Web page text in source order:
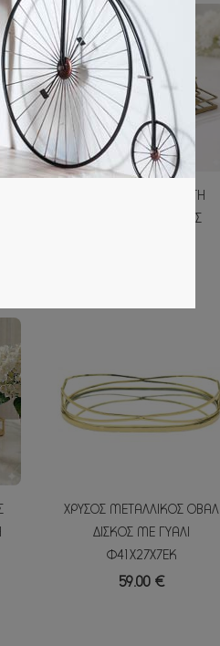
ΔΙΣΚΟΣ ΜΕ ΚΑΘΡΕΠΤΗ
ΜΕΤΑΛΛΙΚΟΣ ΧΡΥΣΟΣ
ΧΡΥΣΟΣ ΜΕΤΑΛΛΙΚΟΣ ΟΒΑΛ
ΔΙΣΚΟΣ ΜΕ ΓΥΑΛΙ
Φ41Χ27Χ7ΕΚ
59.00 €